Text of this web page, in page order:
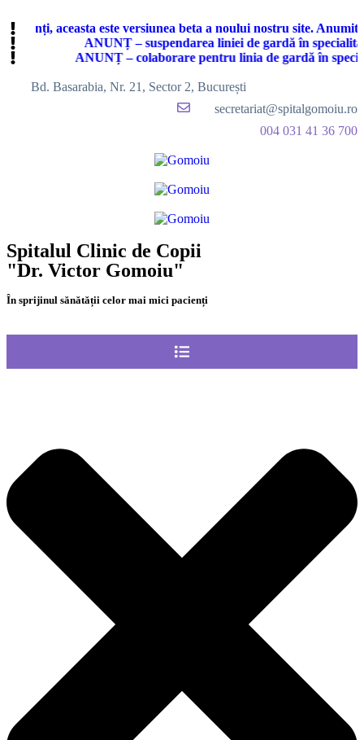
aceasta este versiunea beta a noului nostru site.
ANUNȚ – suspendarea liniei de gardă în
ANUNȚ – colaborare pentru linia de gardă în
Bd. Basarabia, Nr. 21, Sector 2, București
secretariat@spitalgomoiu.ro
004 031 41 36 700
Spitalul Clinic de Copii
"Dr. Victor Gomoiu"
În sprijinul sănătății celor mai mici pacienți